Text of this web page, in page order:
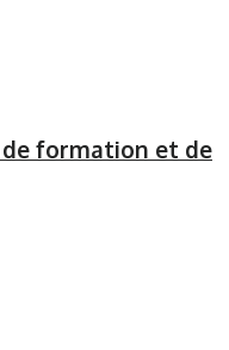
de formation et de